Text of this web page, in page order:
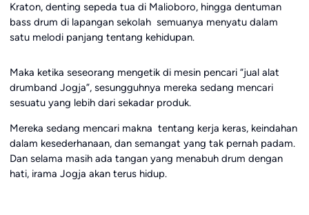
Kraton, denting sepeda tua di Malioboro, hingga dentuman
bass drum di lapangan sekolah semuanya menyatu dalam
satu melodi panjang tentang kehidupan.
Maka ketika seseorang mengetik di mesin pencari “jual alat
drumband Jogja”, sesungguhnya mereka sedang mencari
sesuatu yang lebih dari sekadar produk.
Mereka sedang mencari makna tentang kerja keras, keindahan
dalam kesederhanaan, dan semangat yang tak pernah padam.
Dan selama masih ada tangan yang menabuh drum dengan
hati, irama Jogja akan terus hidup.